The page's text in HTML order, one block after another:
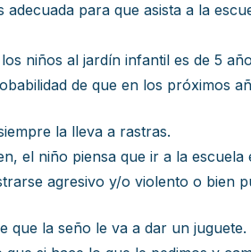
adecuada para que asista a la
niños al jardín infantil es de 5
de que en los próximos
la lleva a rastras.
el niño piensa que ir a la
agresivo y/o violento o bien
que la seño le va a dar un